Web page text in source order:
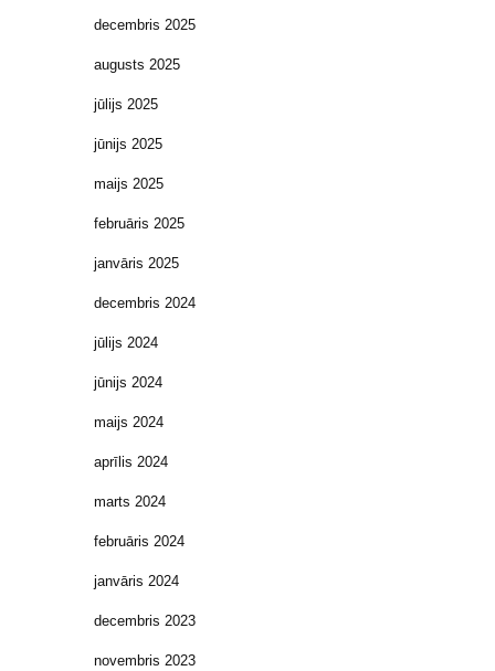
decembris 2025
augusts 2025
jūlijs 2025
jūnijs 2025
maijs 2025
februāris 2025
janvāris 2025
decembris 2024
jūlijs 2024
jūnijs 2024
maijs 2024
aprīlis 2024
marts 2024
februāris 2024
janvāris 2024
decembris 2023
novembris 2023